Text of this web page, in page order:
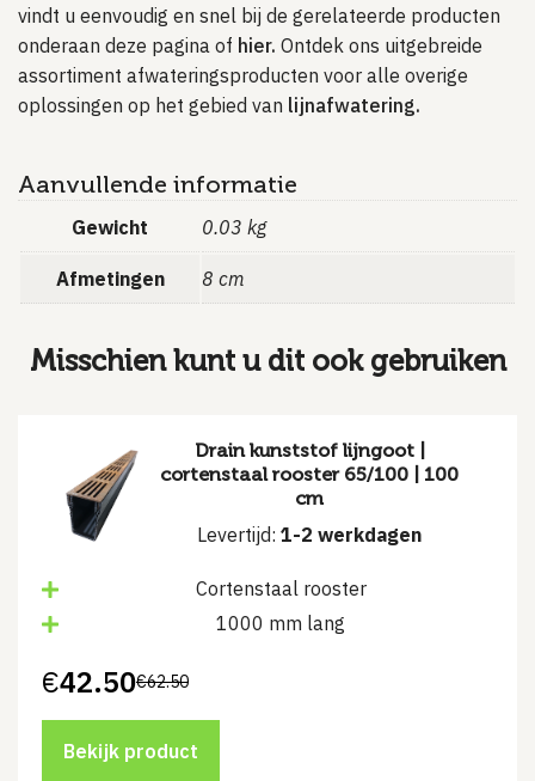
vindt u eenvoudig en snel bij de gerelateerde producten
onderaan deze pagina of hier. Ontdek ons uitgebreide
assortiment afwateringsproducten voor alle overige
oplossingen op het gebied van lijnafwatering.
Aanvullende informatie
Gewicht 0.03 kg
Afmetingen 8 cm
Misschien kunt u dit ook gebruiken
Drain kunststof lijngoot |
cortenstaal rooster 65/100 | 100
cm
Levertijd: 1-2 werkdagen
Cortenstaal rooster
1000 mm lang
€62.50
Oorspronkelijke
was:
€62.50.
€42.50
Huidige
is:
€42.50.
Bekijk product